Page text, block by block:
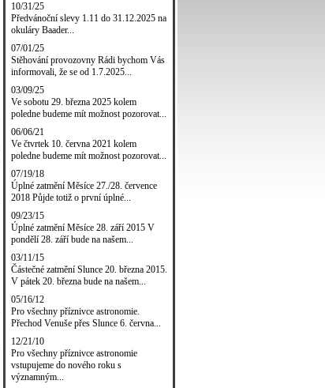
10/31/25
Předvánoční slevy 1.11 do 31.12.2025 na
okuláry Baader...
07/01/25
Stěhování provozovny Rádi bychom Vás
informovali, že se od 1.7.2025...
03/09/25
Ve sobotu 29. března 2025 kolem
poledne budeme mít možnost pozorovat...
06/06/21
Ve čtvrtek 10. června 2021 kolem
poledne budeme mít možnost pozorovat...
07/19/18
Úplné zatmění Měsíce 27./28. července
2018 Půjde totiž o první úplné...
09/23/15
Úplné zatmění Měsíce 28. září 2015 V
pondělí 28. září bude na našem...
03/11/15
Částečné zatmění Slunce 20. března 2015.
V pátek 20. března bude na našem...
05/16/12
Pro všechny příznivce astronomie.
Přechod Venuše přes Slunce 6. června...
12/21/10
Pro všechny příznivce astronomie
vstupujeme do nového roku s
významným...